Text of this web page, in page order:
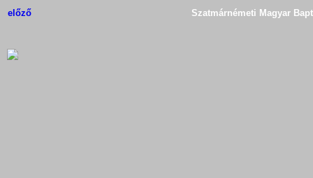
előző Szatmárnémeti Magyar